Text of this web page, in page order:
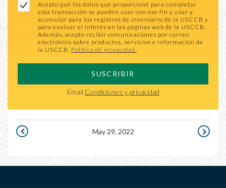
Acepto que los datos que proporcioné para completar
esta transacción se pueden usar con ese fin y usar y
acumular para los registros de inventario de la USCCB y
para evaluar el interés en las páginas web de la USCCB.
Además, acepto recibir comunicaciones por correo
electrónico sobre productos, servicios e información de
la USCCB. Política de privacidad.
SUSCRIBIR
Email Condiciones y privacidad
2022
May 29, 2022
2022